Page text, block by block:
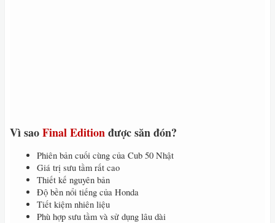
Vì saoFinal Editionđược săn đón?
Phiên bản cuối cùng của Cub 50 Nhật
Giá trị sưu tầm rất cao
Thiết kế nguyên bản
Độ bền nổi tiếng của Honda
Tiết kiệm nhiên liệu
Phù hợp sưu tầm và sử dụng lâu dài